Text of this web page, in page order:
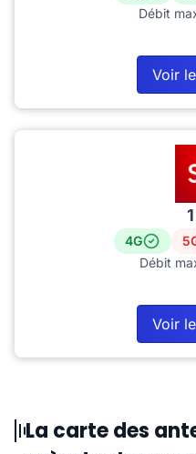
Débit
Voir
1
4G
Débit
Voir
La carte des